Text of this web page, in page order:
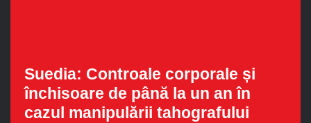
Suedia: Controale corporale și
închisoare de până la un an în
cazul manipulării tahografului